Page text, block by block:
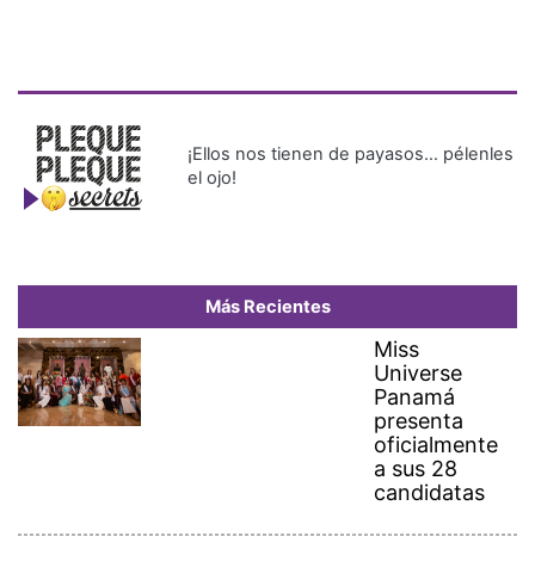
¡Ellos nos tienen de payasos… pélenles
el ojo!
Más Recientes
Miss
Universe
Panamá
presenta
oficialmente
a sus 28
candidatas